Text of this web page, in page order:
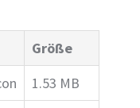
Größe
1.53 MB